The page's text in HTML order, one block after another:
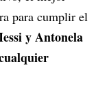
para cumplir el
y Antonela